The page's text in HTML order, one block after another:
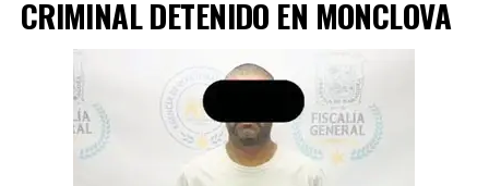
CRIMINAL DETENIDO EN MONCLOVA